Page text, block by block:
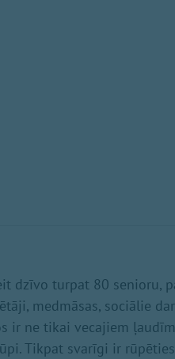
dzīvo turpat 80 senioru,
medmāsas, sociālie
ir ne tikai vecajiem ļaudīm
Tikpat svarīgi ir